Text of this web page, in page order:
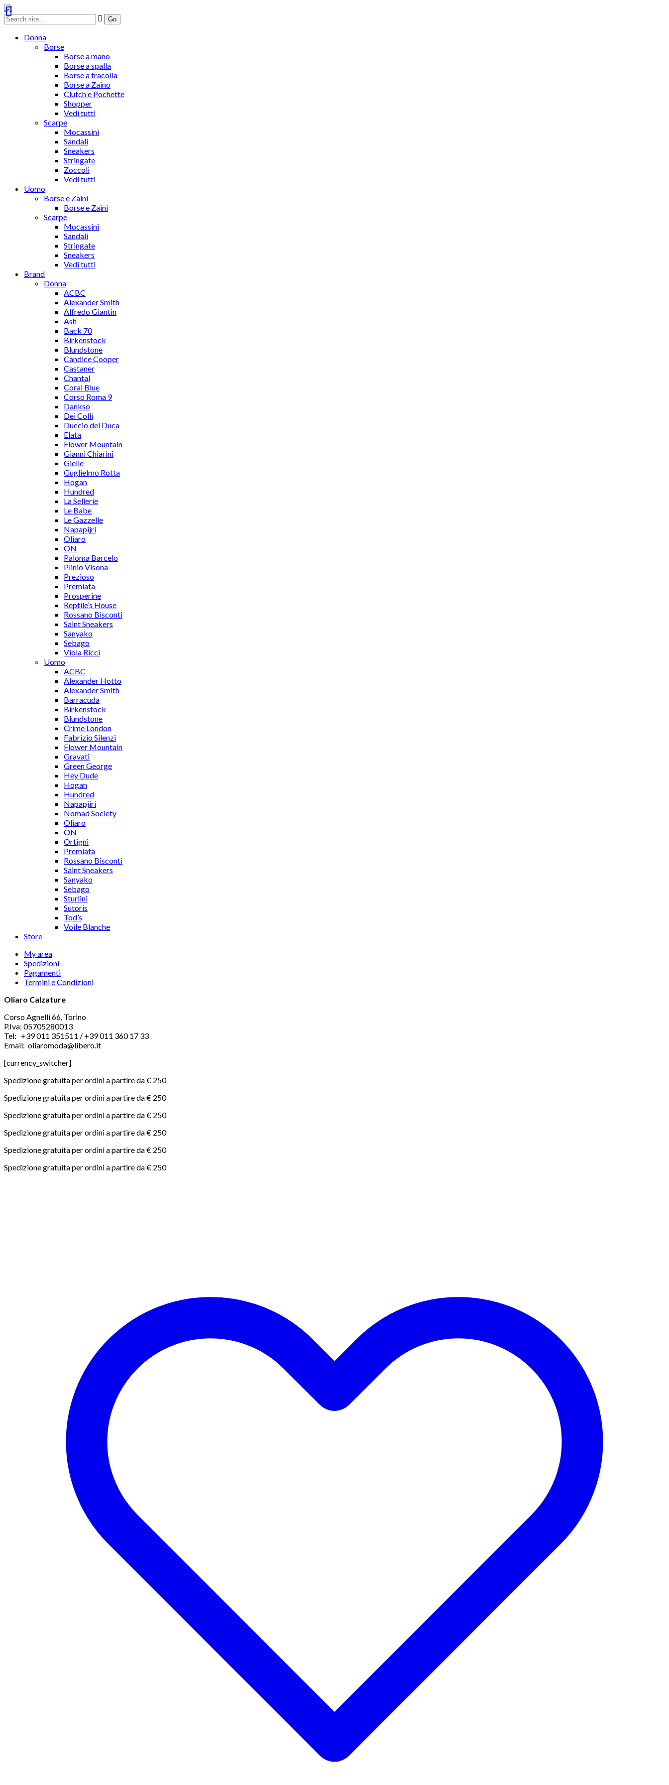
Donna
Borse
Borse a mano
Borse a spalla
Borse a tracolla
Borse a Zaino
Clutch e Pochette
Shopper
Vedi tutti
Scarpe
Mocassini
Sandali
Sneakers
Stringate
Zoccoli
Vedi tutti
Uomo
Borse e Zaini
Borse e Zaini
Scarpe
Mocassini
Sandali
Stringate
Sneakers
Vedi tutti
Brand
Donna
ACBC
Alexander Smith
Alfredo Giantin
Ash
Back 70
Birkenstock
Blundstone
Candice Cooper
Castaner
Chantal
Coral Blue
Corso Roma 9
Dankso
Dei Colli
Duccio del Duca
Elata
Flower Mountain
Gianni Chiarini
Gielle
Guglielmo Rotta
Hogan
Hundred
La Sellerie
Le Babe
Le Gazzelle
Napapijri
Oliaro
ON
Paloma Barcelo
Plinio Visona
Prezioso
Premiata
Prosperine
Reptile’s House
Rossano Bisconti
Saint Sneakers
Sanyako
Sebago
Viola Ricci
Uomo
ACBC
Alexander Hotto
Alexander Smith
Barracuda
Birkenstock
Blundstone
Crime London
Fabrizio Silenzi
Flower Mountain
Gravati
Green George
Hey Dude
Hogan
Hundred
Napapjiri
Nomad Society
Oliaro
ON
Ortigni
Premiata
Rossano Bisconti
Saint Sneakers
Sanyako
Sebago
Sturlini
Sutoris
Tod’s
Voile Blanche
Store
My area
Spedizioni
Pagamenti
Termini e Condizioni
Oliaro Calzature
Corso Agnelli 66, Torino
P.Iva: 05705280013
Tel: +39 011 351511 / +39 011 360 17 33
Email: oliaromoda@libero.it
[currency_switcher]
Spedizione gratuita per ordini a partire da € 250
Spedizione gratuita per ordini a partire da € 250
Spedizione gratuita per ordini a partire da € 250
Spedizione gratuita per ordini a partire da € 250
Spedizione gratuita per ordini a partire da € 250
Spedizione gratuita per ordini a partire da € 250